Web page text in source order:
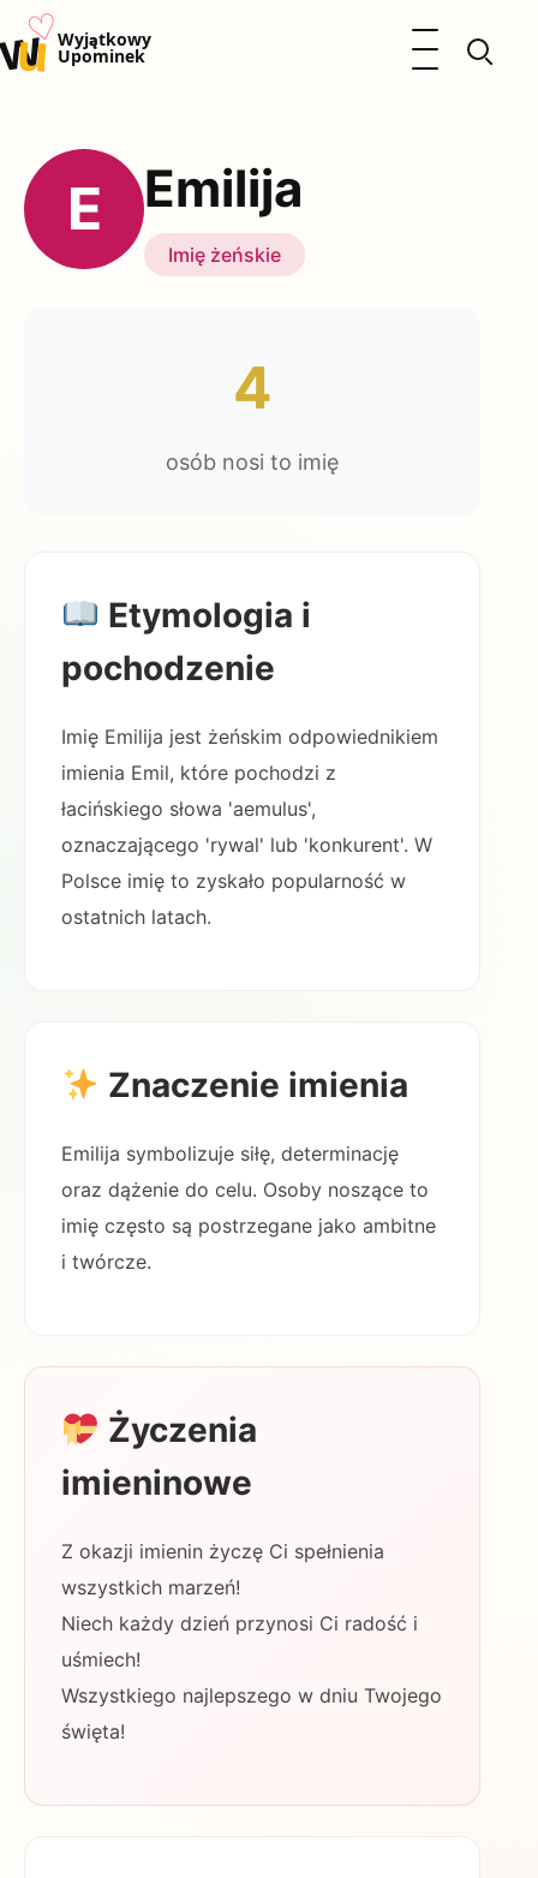
u♡Wyjątkowy
Upominek
Otwórz menu
Kalendarz Imienin
Okazje
Katalog prezentów
E Emilija
Imię żeńskie
4
osób nosi to imię
Etymologia i
pochodzenie
Imię Emilija jest żeńskim odpowiednikiem
imienia Emil, które pochodzi z
łacińskiego słowa 'aemulus',
oznaczającego 'rywal' lub 'konkurent'. W
Polsce imię to zyskało popularność w
ostatnich latach.
Znaczenie imienia
Emilija symbolizuje siłę, determinację
oraz dążenie do celu. Osoby noszące to
imię często są postrzegane jako ambitne
i twórcze.
Życzenia
imieninowe
Z okazji imienin życzę Ci spełnienia
wszystkich marzeń!
Niech każdy dzień przynosi Ci radość i
uśmiech!
Wszystkiego najlepszego w dniu Twojego
święta!